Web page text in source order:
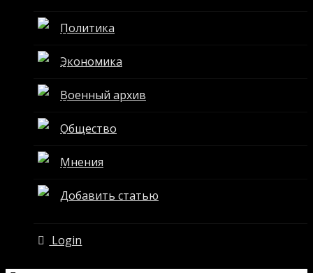
Политика
Экономика
Военный архив
Общество
Мнения
Добавить статью
Login